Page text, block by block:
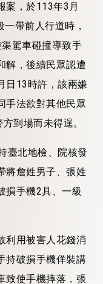
案，於113年3月
帶前人行道時，
駕車碰撞導致手
解，後續民眾認遭
日13時許，該兩嫌
手法欲對其他民眾
到場而未得逞。
臺北地檢、院核發
將詹姓男子、張姓
損手機2具、一級
利用被害人花錢消
持破損手機佯裝講
致使手機摔落，張